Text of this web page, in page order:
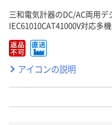
三和電気計器のDC/AC両用デ
IEC61010CAT41000V対応多
アイコンの説明